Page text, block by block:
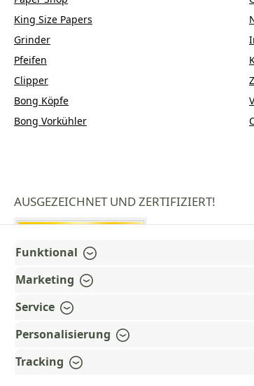
King Size Papers
Grinder
Pfeifen
Clipper
Bong Köpfe
Bong Vorkühler
AUSGEZEICHNET UND ZERTIFIZIERT!
Funktional
Marketing
Service
Personalisierung
Tracking